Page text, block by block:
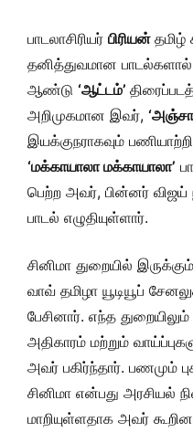
பாடலாசிரியர் பிரியன் தமிழ்
தனித்துவமான
ஆண்டு ‘ஆட்டம்’
அறிமுகமான இவர்,
இயக்குநராகவும்
‘மக்காயாலா மக்காயாலா’
பெற்ற அவர், பின்னர் விஜய்
பாடல் எழுதியுள்ளார்.
சினிமா துறையில் இருக்கும்
வாவ் தமிழா யூடியூப்
பேசினார். எந்த
அதிகாரம் மற்றும்
அவர் பகிர்ந்தார். பணமும்
சினிமா என்பது அரசியல்
மாறியுள்ளதாக அவர்